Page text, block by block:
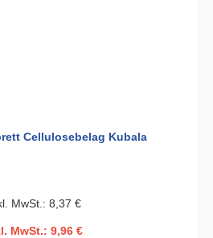
Cellulosebelag Kubala
MwSt.: 8,37 €
MwSt.: 9,96 €